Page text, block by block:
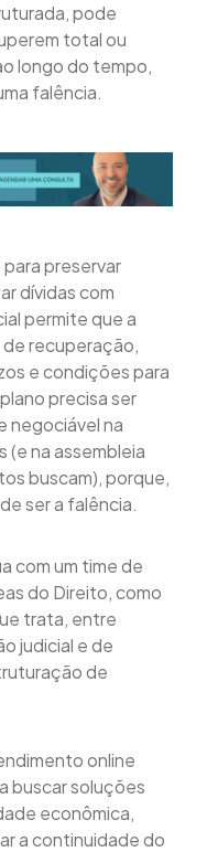
pode
total ou
longo do tempo,
falência.
preservar
dívidas com
permite que a
de recuperação,
e condições para
precisa ser
negociável na
(e na assembleia
buscam), porque,
ser a falência.
com um time de
do Direito, como
trata, entre
judicial e de
de
online
buscar soluções
econômica,
a continuidade do